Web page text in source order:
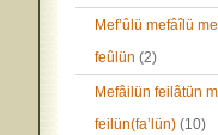
Mef’ûlü mefâîlü
feûlün (2)
Mefâilün feilâtün
feilün(fa’lün) (10)